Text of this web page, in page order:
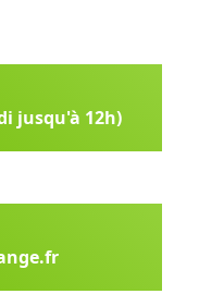
jusqu'à 12h)